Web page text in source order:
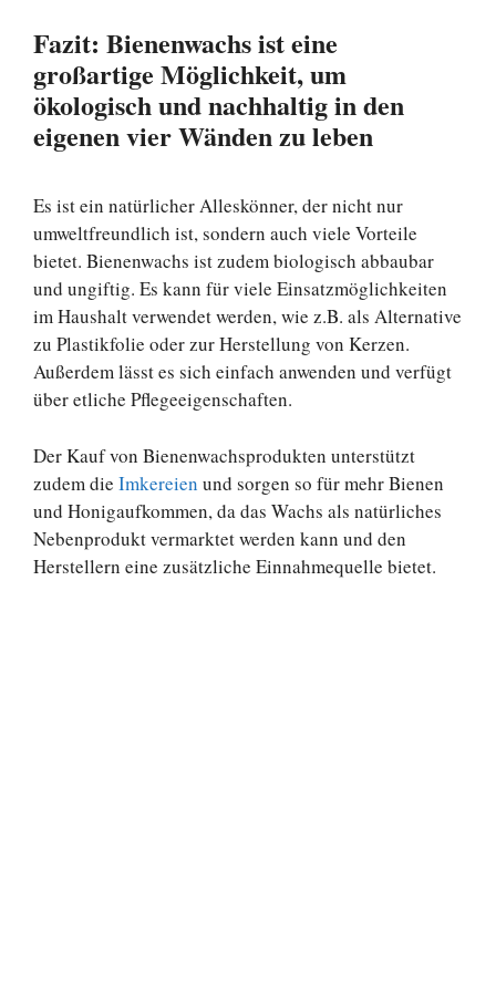
Fazit: Bienenwachs ist eine
großartige Möglichkeit, um
ökologisch und nachhaltig in den
eigenen vier Wänden zu leben
Es ist ein natürlicher Alleskönner, der nicht nur
umweltfreundlich ist, sondern auch viele Vorteile
bietet. Bienenwachs ist zudem biologisch abbaubar
und ungiftig. Es kann für viele Einsatzmöglichkeiten
im Haushalt verwendet werden, wie z.B. als Alternative
zu Plastikfolie oder zur Herstellung von Kerzen.
Außerdem lässt es sich einfach anwenden und verfügt
über etliche Pflegeeigenschaften.
Der Kauf von Bienenwachsprodukten unterstützt
zudem die Imkereien und sorgen so für mehr Bienen
und Honigaufkommen, da das Wachs als natürliches
Nebenprodukt vermarktet werden kann und den
Herstellern eine zusätzliche Einnahmequelle bietet.